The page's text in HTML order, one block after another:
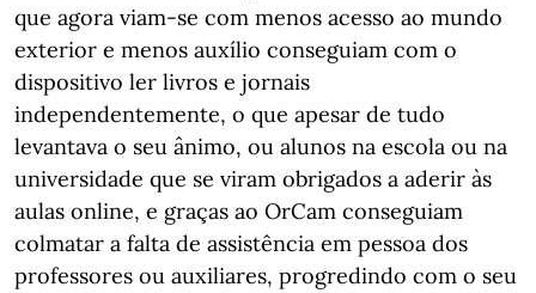
que agora viam-se com menos acesso ao mundo
exterior e menos auxílio conseguiam com o
dispositivo ler livros e jornais
independentemente, o que apesar de tudo
levantava o seu ânimo, ou alunos na escola ou na
universidade que se viram obrigados a aderir às
aulas online, e graças ao OrCam conseguiam
colmatar a falta de assistência em pessoa dos
professores ou auxiliares, progredindo com o seu